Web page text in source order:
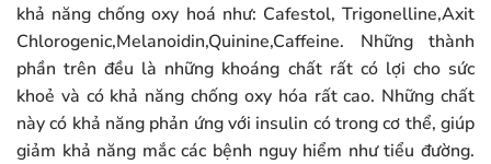
khả năng chống oxy hoá như: Cafestol, Trigonelline,Axit
Chlorogenic,Melanoidin,Quinine,Caffeine. Những thành
phần trên đều là những khoáng chất rất có lợi cho sức
khoẻ và có khả năng chống oxy hóa rất cao. Những chất
này có khả năng phản ứng với insulin có trong cơ thể, giúp
giảm khả năng mắc các bệnh nguy hiểm như tiểu đường.